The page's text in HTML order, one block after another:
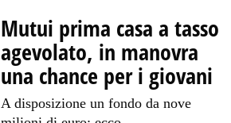
Mutui prima casa a tasso
agevolato, in manovra
una chance per i giovani
A disposizione un fondo da nove